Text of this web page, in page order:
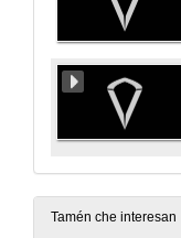
Tamén che interesan